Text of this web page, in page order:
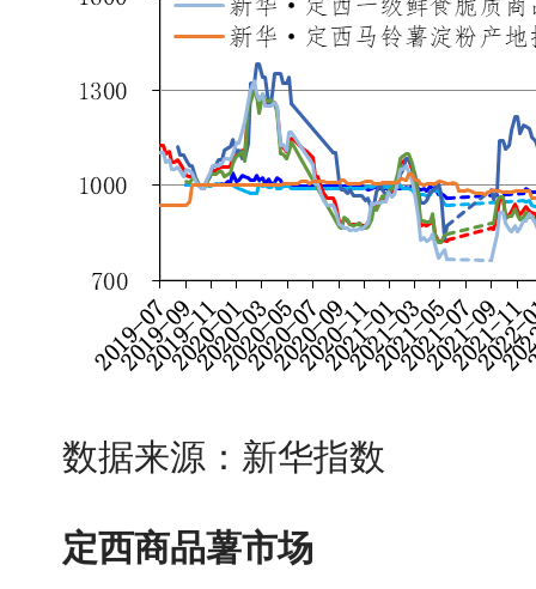
数据来源：新华指数
定西商品薯市场